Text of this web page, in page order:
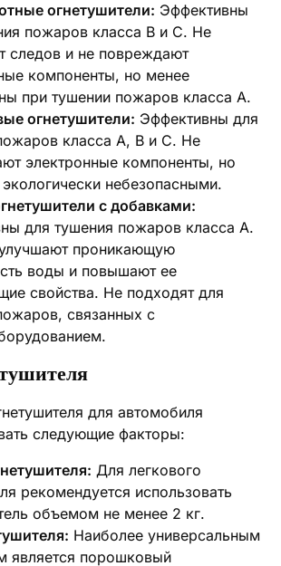
огнетушители: Эффективны
пожаров класса B и C. Не
следов и не повреждают
компоненты, но менее
при тушении пожаров класса A.
огнетушители: Эффективны для
класса A, B и C. Не
электронные компоненты, но
небезопасными.
с добавками:
для тушения пожаров класса A.
проникающую
воды и повышают ее
свойства. Не подходят для
связанных с
для автомобиля
следующие факторы:
Для легкового
рекомендуется использовать
объемом не менее 2 кг.
Наиболее универсальным
является порошковый